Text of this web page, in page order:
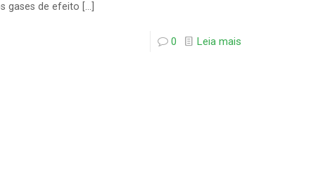
gases de efeito […]
0 Leia mais